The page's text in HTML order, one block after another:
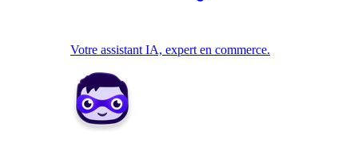
Votre assistant IA, expert en commerce.